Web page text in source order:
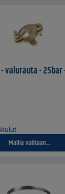
valurauta - 25bar
Mallia valitaan...